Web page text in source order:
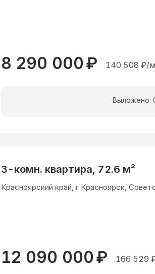
8 290 000₽ 140 508 ₽/
Выложено:
3-комн. квартира, 72.6 м²
Красноярский край, г Красноярск,
12 090 000₽ 166 529